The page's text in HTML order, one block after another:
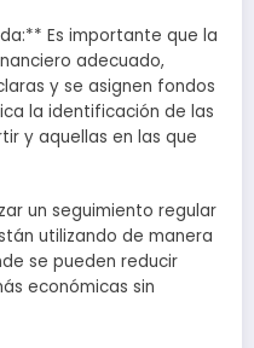
Es importante que la
adecuado,
y se asignen fondos
la identificación de las
y aquellas en las que
un seguimiento regular
utilizando de manera
se pueden reducir
económicas sin